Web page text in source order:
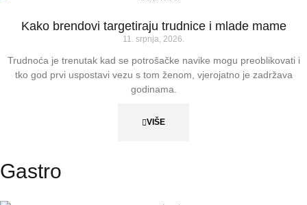
Kako brendovi targetiraju trudnice i mlade mame
11. srpnja, 2026.
Trudnoća je trenutak kad se potrošačke navike mogu preoblikovati i
tko god prvi uspostavi vezu s tom ženom, vjerojatno je zadržava
godinama.
VIŠE
Gastro